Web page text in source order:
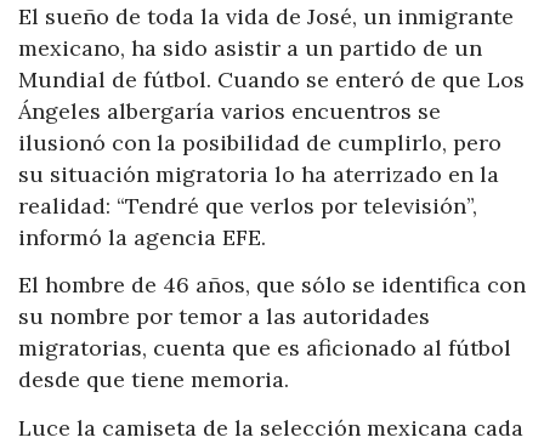
El sueño de toda la vida de José, un inmigrante
mexicano, ha sido asistir a un partido de un
Mundial de fútbol. Cuando se enteró de que Los
Ángeles albergaría varios encuentros se
ilusionó con la posibilidad de cumplirlo, pero
su situación migratoria lo ha aterrizado en la
realidad: “Tendré que verlos por televisión”,
informó la agencia EFE.
El hombre de 46 años, que sólo se identifica con
su nombre por temor a las autoridades
migratorias, cuenta que es aficionado al fútbol
desde que tiene memoria.
Luce la camiseta de la selección mexicana cada